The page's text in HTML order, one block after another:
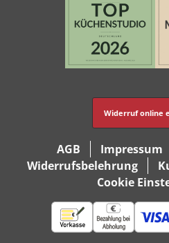
Widerruf online
AGB Impressum
Widerrufsbelehrung
Cookie